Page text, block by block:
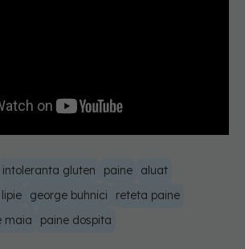
intoleranta gluten paine
aluat
lipie george buhnici
reteta paine
maia paine dospita